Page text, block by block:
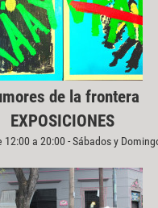
de la frontera
EXPOSICIONES
a 20:00 - Sábados y